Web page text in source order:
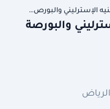
الإسترليني والبورص…
والبورصة